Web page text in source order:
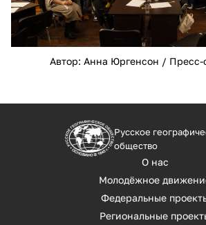
Автор: Анна Юргенсон /
Русское
общество
О нас
Молодёжное
Федеральные
Региональные